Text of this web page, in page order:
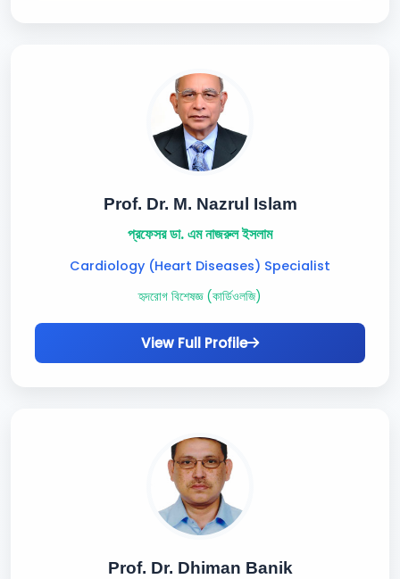
Prof. Dr. M. Nazrul Islam
প্রফেসর ডা. এম নাজরুল ইসলাম
Cardiology (Heart Diseases) Specialist
হৃদরোগ বিশেষজ্ঞ (কার্ডিওলজি)
View Full Profile
Prof. Dr. Dhiman Banik